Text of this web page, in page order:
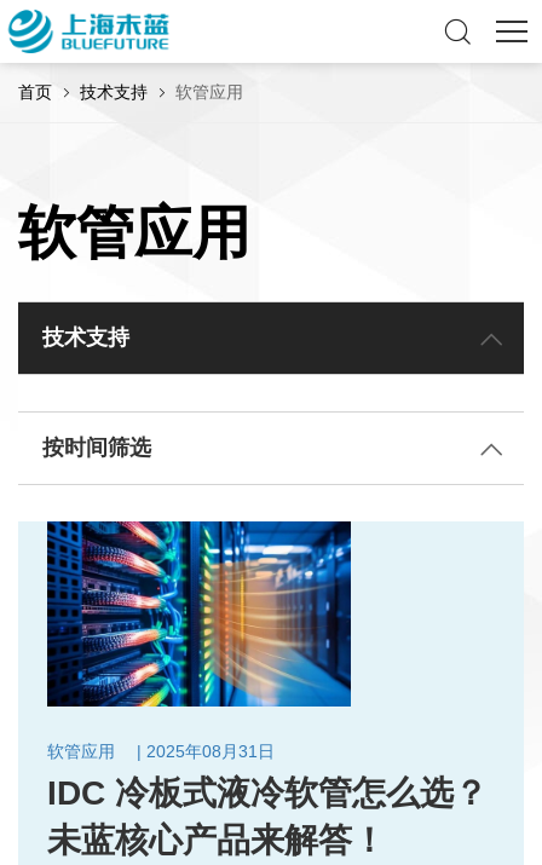
首页 技术支持 软管应用
软管应用
技术支持
按时间筛选
软管应用 | 2025年08月31日
IDC 冷板式液冷软管怎么选？
未蓝核心产品来解答！